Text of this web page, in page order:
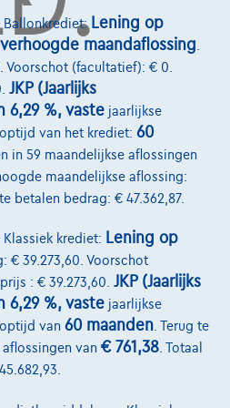
Ballonkrediet: Lening op
maandaflossing
Voorschot (facultatief): € 0.
JKP (Jaarlijks
6,29 %, vaste jaarlijkse
van het krediet: 60
in 59 maandelijkse aflossingen
maandelijkse aflossing:
betalen bedrag: € 47.362,87.
krediet: Lening op
€ 39.273,60. Voorschot
: € 39.273,60. JKP (Jaarlijks
6,29 %, vaste jaarlijkse
van 60 maanden. Terug te
van € 761,38. Totaal